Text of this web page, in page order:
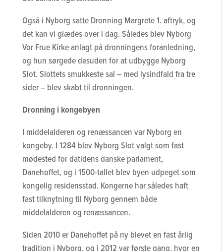
Også i Nyborg satte Dronning Margrete 1. aftryk, og
det kan vi glædes over i dag. Således blev Nyborg
Vor Frue Kirke anlagt på dronningens foranledning,
og hun sørgede desuden for at udbygge Nyborg
Slot. Slottets smukkeste sal – med lysindfald fra tre
sider – blev skabt til dronningen.
Dronning i kongebyen
I middelalderen og renæssancen var Nyborg en
kongeby. I 1284 blev Nyborg Slot valgt som fast
mødested for datidens danske parlament,
Danehoffet, og i 1500-tallet blev byen udpeget som
kongelig residensstad. Kongerne har således haft
fast tilknytning til Nyborg gennem både
middelalderen og renæssancen.
Siden 2010 er Danehoffet på ny blevet en fast årlig
tradition i Nyborg, og i 2012 var første gang, hvor en